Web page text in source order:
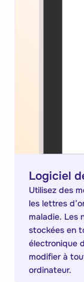
Logiciel
Utilisez des
les lettres
maladie. Les
stockées en
électronique
modifier à
ordinateur.